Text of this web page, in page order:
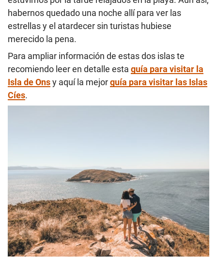
habernos quedado una noche allí para ver las
estrellas y el atardecer sin turistas hubiese
merecido la pena.
Para ampliar información de estas dos islas te
recomiendo leer en detalle esta guía para visitar la
Isla de Onsy aquí la mejorguía para visitar las Islas
Cíes.